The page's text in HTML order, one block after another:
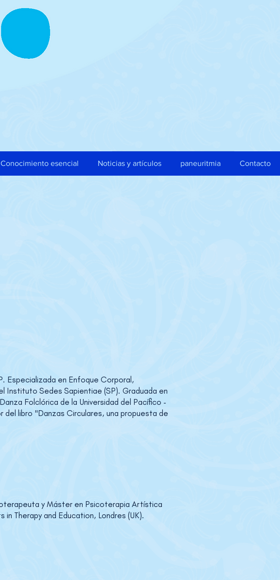
Conocimiento esencial Noticias y artículos paneuritmia Contacto
Especializada en Enfoque Corporal,
Instituto Sedes Sapientiae (SP). Graduada en
Folclórica de la Universidad del Pacífico -
libro "Danzas Circulares, una propuesta de
y Máster en Psicoterapia Artística
Therapy and Education, Londres (UK).